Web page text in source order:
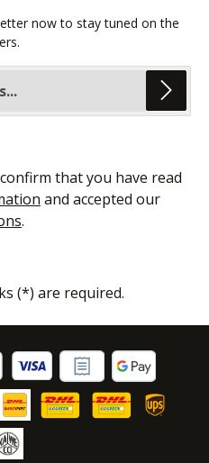
now to stay tuned on the
that you have read
and accepted our
.
(*) are required.